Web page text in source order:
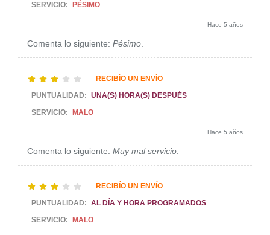
SERVICIO:
PÉSIMO
Hace 5 años
Comenta lo siguiente: Pésimo
RECIBÍO UN ENVÍO
PUNTUALIDAD: UNA(S) HORA(S) DESPUÉS
SERVICIO:
MALO
Hace 5 años
Comenta lo siguiente: Muy mal servicio
RECIBÍO UN ENVÍO
PUNTUALIDAD: AL DÍA Y HORA PROGRAMADOS
SERVICIO:
MALO